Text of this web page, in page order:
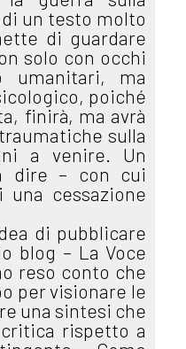
un testo molto
di guardare
solo con occhi
umanitari, ma
poiché
finirà, ma avrà
sulla
a venire. Un
dire – con cui
una cessazione
di pubblicare
blog – La Voce
reso conto che
per visionare le
una sintesi che
rispetto a